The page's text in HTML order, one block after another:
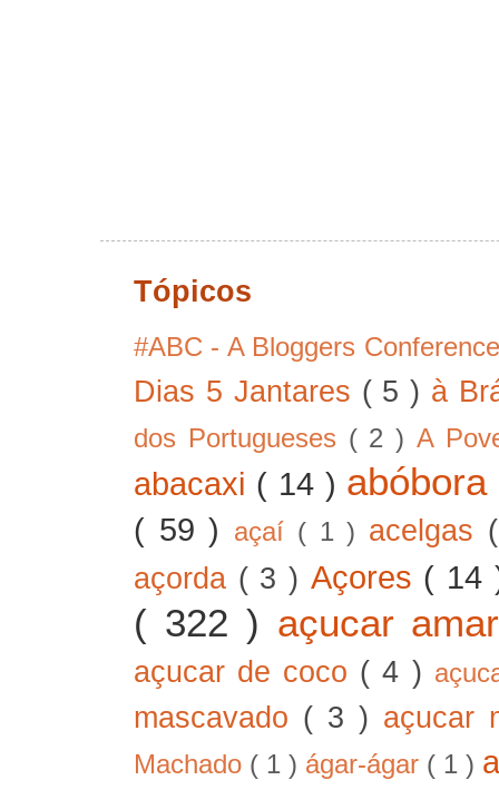
Tópicos
#ABC - A Bloggers
Dias 5 Jantares ( 5 ) à
dos Portugueses ( 2 )A
abacaxi ( 14 )
( 59 ) açaí ( 1 ) acelgas
açorda ( 3 ) Açores (
( 322 ) açucar
açucar de coco ( 4 )
mascavado ( 3 ) açucar
Machado ( 1 ) ágar-ágar ( 1 )